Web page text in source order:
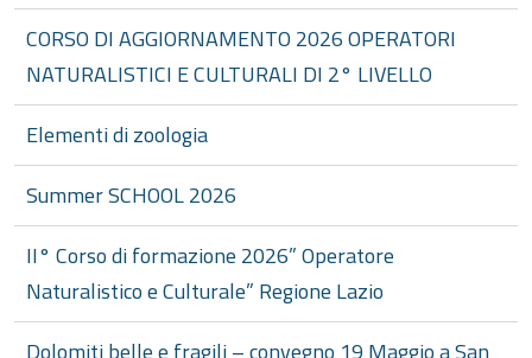
CORSO DI AGGIORNAMENTO 2026 OPERATORI
NATURALISTICI E CULTURALI DI 2° LIVELLO
Elementi di zoologia
Summer SCHOOL 2026
II° Corso di formazione 2026” Operatore
Naturalistico e Culturale” Regione Lazio